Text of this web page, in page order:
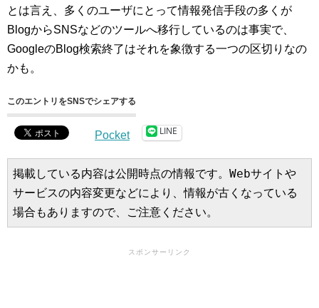
とは言え、多くのユーザにとって情報発信手段の多くが
BlogからSNSなどのツールへ移行しているのは事実で、
GoogleのBlog検索終了はそれを象徴する一つの区切りなの
かも。
このエントリをSNSでシェアする
Pocket LINE
掲載している内容は公開時点の情報です。Webサイトや
サービスの内容変更などにより、情報が古くなっている
場合もありますので、ご注意ください。
スポンサーリンク